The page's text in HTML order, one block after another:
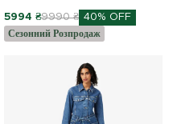
5994 ₴9990 ₴ 40% OFF
Сезонний Розпродаж